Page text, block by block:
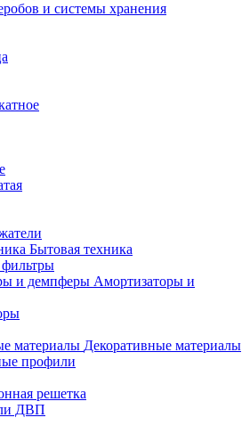
и системы хранения
Бытовая техника
Амортизаторы и
Декоративные материалы
профили
решетка
ДВП